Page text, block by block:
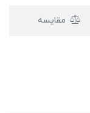
مقایسه